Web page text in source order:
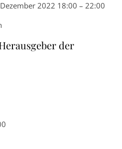
2022 18:00 – 22:00
der